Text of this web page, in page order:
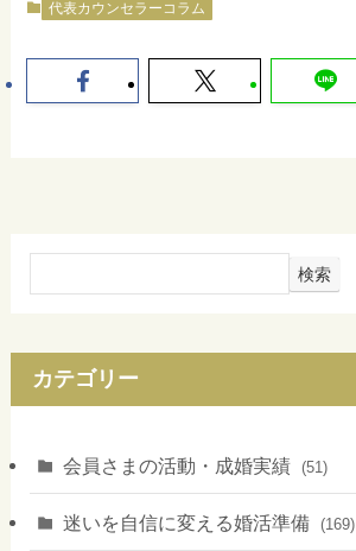
代表カウンセラーコラム
検索
カテゴリー
会員さまの活動・成婚実績 (51)
迷いを自信に変える婚活準備 (169)